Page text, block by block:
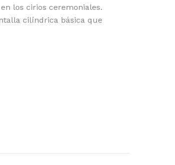
los cirios ceremoniales.
cilíndrica básica que